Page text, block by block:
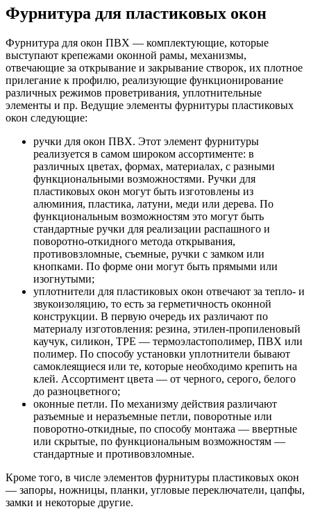
Фурнитура для пластиковых окон
Фурнитура для окон ПВХ — комплектующие, которые
выступают крепежами оконной рамы, механизмы,
отвечающие за открывание и закрывание створок, их плотное
прилегание к профилю, реализующие функционирование
различных режимов проветривания, уплотнительные
элементы и пр. Ведущие элементы фурнитуры пластиковых
окон следующие:
ручки для окон ПВХ. Этот элемент фурнитуры
реализуется в самом широком ассортименте: в
различных цветах, формах, материалах, с разными
функциональными возможностями. Ручки для
пластиковых окон могут быть изготовлены из
алюминия, пластика, латуни, меди или дерева. По
функциональным возможностям это могут быть
стандартные ручки для реализации распашного и
поворотно-откидного метода открывания,
противовзломные, съемные, ручки с замком или
кнопками. По форме они могут быть прямыми или
изогнутыми;
уплотнители для пластиковых окон отвечают за тепло- и
звукоизоляцию, то есть за герметичность оконной
конструкции. В первую очередь их различают по
материалу изготовления: резина, этилен-пропиленовый
каучук, силикон, ТРЕ — термоэластополимер, ПВХ или
полимер. По способу установки уплотнители бывают
самоклеящиеся или те, которые необходимо крепить на
клей. Ассортимент цвета — от черного, серого, белого
до разноцветного;
оконные петли. По механизму действия различают
разъемные и неразъемные петли, поворотные или
поворотно-откидные, по способу монтажа — ввертные
или скрытые, по функциональным возможностям —
стандартные и противовзломные.
Кроме того, в числе элементов фурнитуры пластиковых окон
— запоры, ножницы, планки, угловые переключатели, цапфы,
замки и некоторые другие.